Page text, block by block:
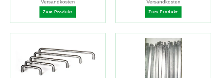
Versandkosten
Zum Produkt
Versandkosten
Zum Produkt